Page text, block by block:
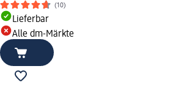
(10)
Lieferbar
Alle dm-Märkte